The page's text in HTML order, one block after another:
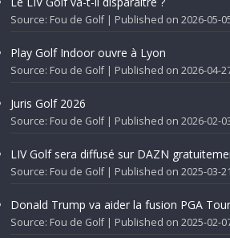
Source: Fou de Golf Published on 2026-05-
Play Golf Indoor ouvre à Lyon
Source: Fou de Golf Published on 2026-04-
Juris Golf 2026
Source: Fou de Golf Published on 2026-02-
LIV Golf sera diffusé sur DAZN
Source: Fou de Golf Published on 2025-03-21
Donald Trump va aider la fusion PGA
Source: Fou de Golf Published on 2025-02-